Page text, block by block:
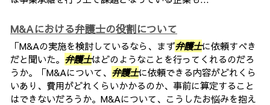
M&Aにおける弁護士の役割について
「M&Aの実施を検討しているなら、まず弁護士に依頼すべき
だと聞いた。 弁護士はどのようなことを行ってくれるのだろ
うか。「M&Aについて、 弁護士に依頼できる内容がどれくら
いあり、費用がどれくらいかかるのか、事前に算定すること
はできないだろうか。M&Aについて、こうしたお悩みを抱え